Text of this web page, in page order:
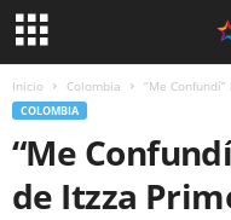
Inicio Colombia “Me
COLOMBIA
“Me
de Itzza